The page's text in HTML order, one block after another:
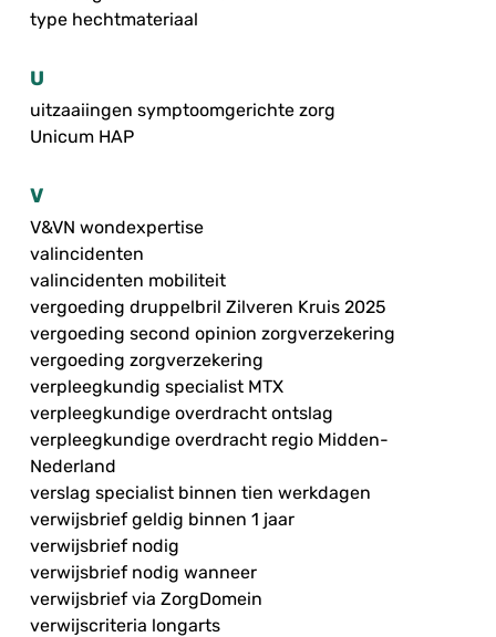
type hechtmateriaal
U
uitzaaiingen symptoomgerichte zorg
Unicum HAP
V
V&VN wondexpertise
valincidenten
valincidenten mobiliteit
vergoeding druppelbril Zilveren Kruis 2025
vergoeding second opinion zorgverzekering
vergoeding zorgverzekering
verpleegkundig specialist MTX
verpleegkundige overdracht ontslag
verpleegkundige overdracht regio Midden-
Nederland
verslag specialist binnen tien werkdagen
verwijsbrief geldig binnen 1 jaar
verwijsbrief nodig
verwijsbrief nodig wanneer
verwijsbrief via ZorgDomein
verwijscriteria longarts